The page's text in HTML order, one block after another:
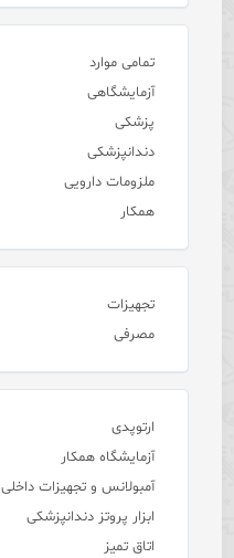
تمامی موارد
آزمایشگاهی
پزشکی
دندانپزشکی
ملزومات دارویی
همکار
تجهیزات
مصرفی
ارتوپدی
آزمایشگاه همکار
آمبولانس و تجهیزات داخلی
ابزار پروتز دندانپزشکی
اتاق تمیز